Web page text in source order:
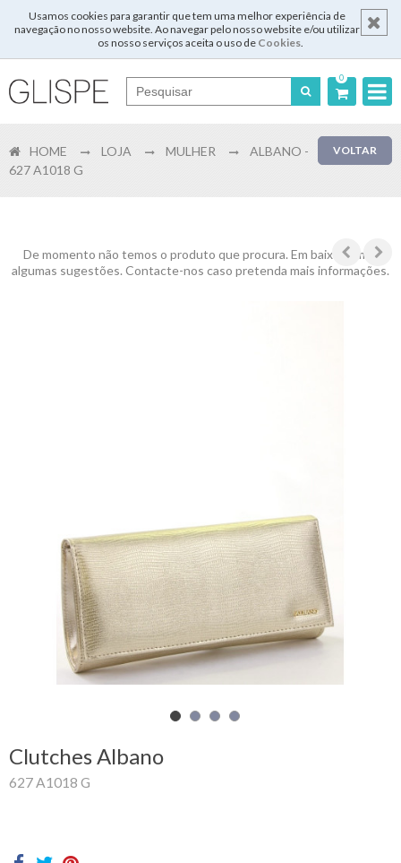
Usamos cookies para garantir que tem uma melhor experiência de
navegação no nosso website. Ao navegar pelo nosso website e/ou utilizar
os nosso serviços aceita o uso de Cookies.
0
English
Mulher
Homem
Marcas
Outlet
Facebook
VOLTAR
HOME LOJA MULHER
ALBANO -
627 A1018 G
De momento não temos o produto que procura. Em baixo temos
algumas sugestões. Contacte-nos caso pretenda mais informações.
Clutches Albano
627 A1018 G